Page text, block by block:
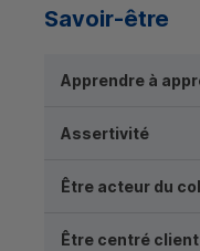
Savoir-être
Apprendre à
Assertivité
Être acteur du
Être centré client